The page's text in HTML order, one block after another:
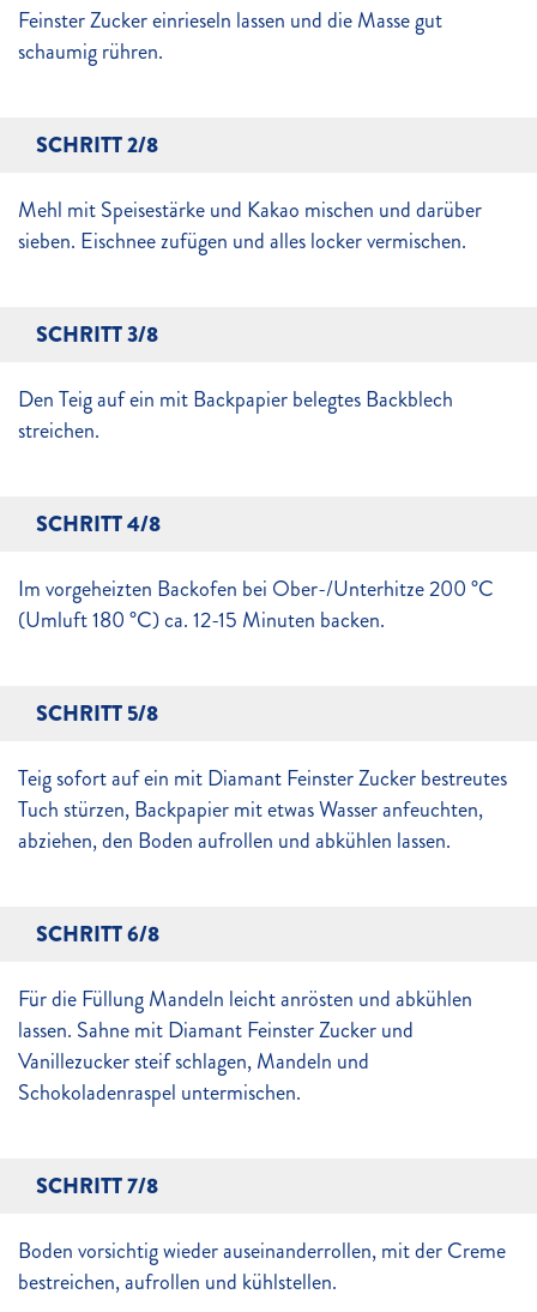
Feinster Zucker einrieseln lassen und die Masse gut
schaumig rühren.
SCHRITT 2/8
Mehl mit Speisestärke und Kakao mischen und darüber
sieben. Eischnee zufügen und alles locker vermischen.
SCHRITT 3/8
Den Teig auf ein mit Backpapier belegtes Backblech
streichen.
SCHRITT 4/8
Im vorgeheizten Backofen bei Ober-/Unterhitze 200 °C
(Umluft 180 °C) ca. 12-15 Minuten backen.
SCHRITT 5/8
Teig sofort auf ein mit Diamant Feinster Zucker bestreutes
Tuch stürzen, Backpapier mit etwas Wasser anfeuchten,
abziehen, den Boden aufrollen und abkühlen lassen.
SCHRITT 6/8
Für die Füllung Mandeln leicht anrösten und abkühlen
lassen. Sahne mit Diamant Feinster Zucker und
Vanillezucker steif schlagen, Mandeln und
Schokoladenraspel untermischen.
SCHRITT 7/8
Boden vorsichtig wieder auseinanderrollen, mit der Creme
bestreichen, aufrollen und kühlstellen.